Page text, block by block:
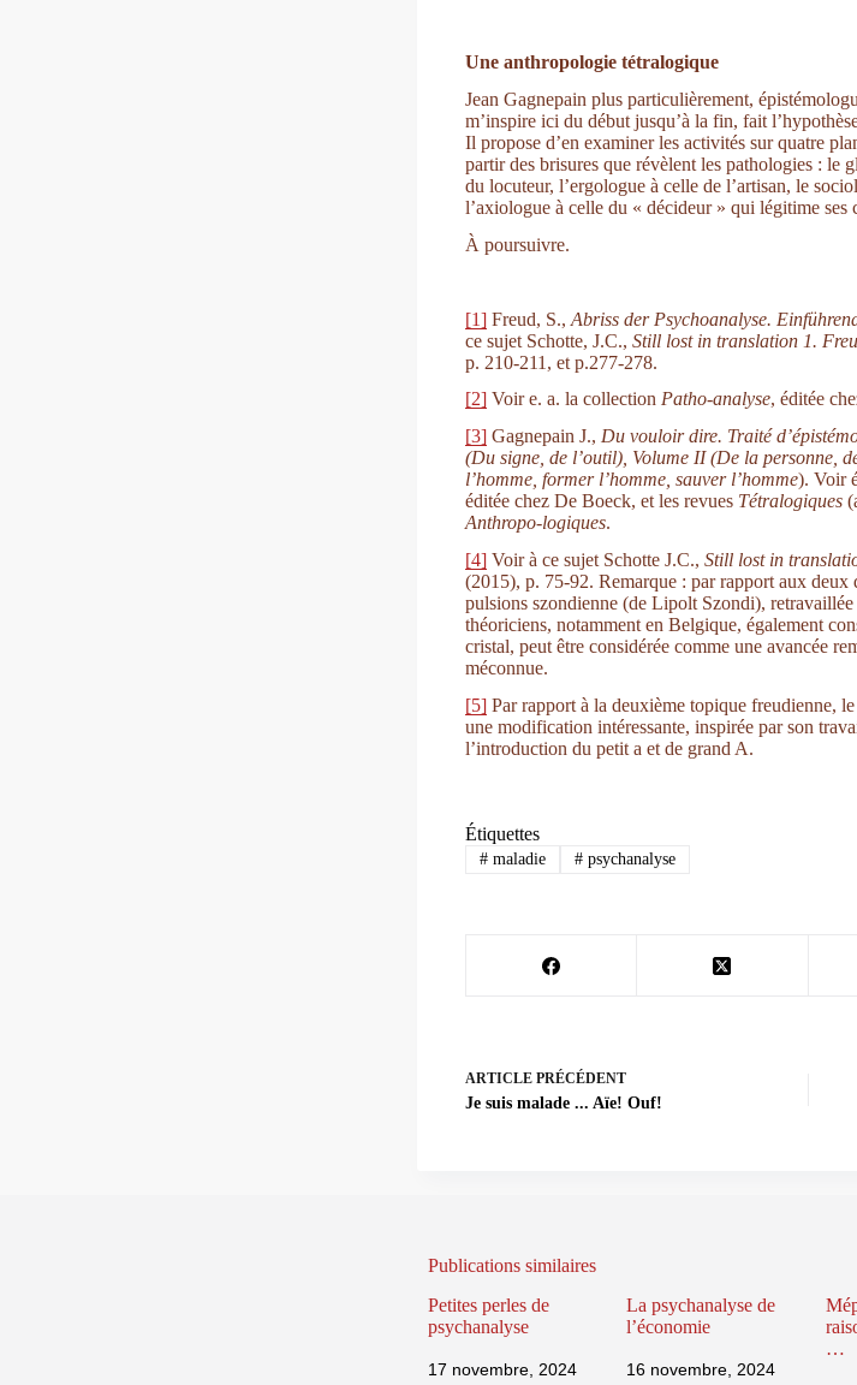
Une anthropologie tétralogique
Jean Gagnepain plus particulièrement,
m’inspire ici du début jusqu’à la fin, fait
Il propose d’en examiner les activités sur quatre
partir des brisures que révèlent les pathologies : le
du locuteur, l’ergologue à celle de l’artisan, le
l’axiologue à celle du « décideur » qui légitime ses
À poursuivre.
[1] Freud, S., Abriss der Psychoanalyse.
ce sujet Schotte, J.C., Still lost in translation 1.
p. 210-211, et p.277-278.
[2] Voir e. a. la collection Patho-analyse, éditée
[3] Gagnepain J., Du vouloir dire. Traité
(Du signe, de l’outil), Volume II (De la personne,
l’homme, former l’homme, sauver l’homme). Voir
éditée chez De Boeck, et les revues Tétralogiques
Anthropo-logiques.
[4] Voir à ce sujet Schotte J.C., Still lost in
(2015), p. 75-92. Remarque : par rapport aux deux
pulsions szondienne (de Lipolt Szondi),
théoriciens, notamment en Belgique, également
cristal, peut être considérée comme une avancée
méconnue.
[5] Par rapport à la deuxième topique freudienne,
une modification intéressante, inspirée par son
l’introduction du petit a et de grand A.
Étiquettes
#maladie #psychanalyse
ARTICLE PRÉCÉDENT
Je suis malade ... Aïe! Ouf!
Publications similaires
Petites perles de
psychanalyse
17 novembre, 2024
La psychanalyse de
l’économie
16 novembre, 2024
…